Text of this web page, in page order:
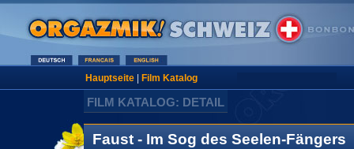
Hauptseite| Film Katalog
FILM KATALOG: DETAIL
Faust - Im Sog des Seelen-Fängers